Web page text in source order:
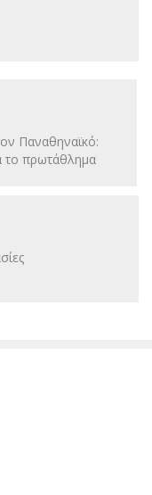
Παναθηναϊκό:
το πρωτάθλημα